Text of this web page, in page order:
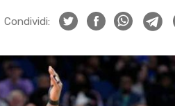
Condividi: